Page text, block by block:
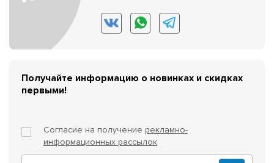
Получайте информацию о новинках и скидках
первыми!
Согласие на получение рекламно-
информационных рассылок